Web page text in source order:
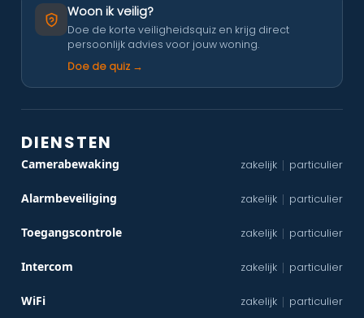
Woon ik veilig?
Doe de korte veiligheidsquiz en krijg direct
persoonlijk advies voor jouw woning.
Doe de quiz →
DIENSTEN
Camerabewaking zakelijk | particulier
Alarmbeveiliging zakelijk | particulier
Toegangscontrole zakelijk | particulier
Intercom zakelijk | particulier
WiFi zakelijk | particulier